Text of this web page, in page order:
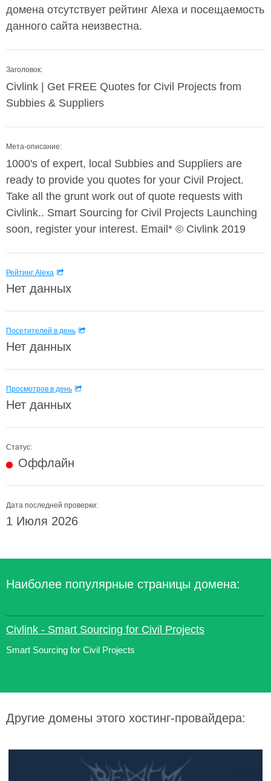
домена отсутствует рейтинг Alexa и посещаемость
данного сайта неизвестна.
Заголовок:
Civlink | Get FREE Quotes for Civil Projects from
Subbies & Suppliers
Мета-описание:
1000's of expert, local Subbies and Suppliers are
ready to provide you quotes for your Civil Project.
Take all the grunt work out of quote requests with
Civlink.. Smart Sourcing for Civil Projects Launching
soon, register your interest. Email* © Civlink 2019
Рейтинг Alexa
Нет данных
Посетителей в день
Нет данных
Просмотров в день
Нет данных
Статус:
Оффлайн
Дата последней проверки:
1 Июля 2026
Наиболее популярные страницы домена:
Civlink - Smart Sourcing for Civil Projects
Smart Sourcing for Civil Projects
Другие домены этого хостинг-провайдера: